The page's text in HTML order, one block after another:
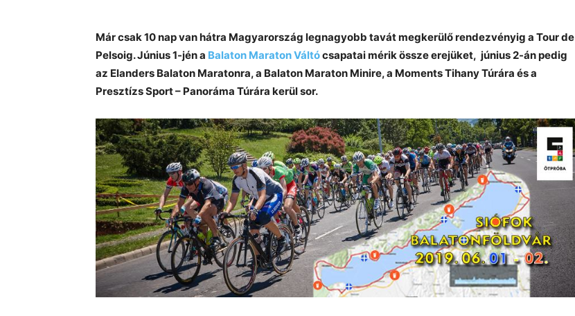
Már csak 10 nap van hátra Magyarország legnagyobb tavát megkerülő rendezvényig a Tour de
Pelsoig. Június 1-jén a Balaton Maraton Váltócsapatai mérik össze erejüket, június 2-án pedig
az Elanders Balaton Maratonra, a Balaton Maraton Minire, a Moments Tihany Túrára és a
Presztízs Sport – Panoráma Túrára kerül sor.